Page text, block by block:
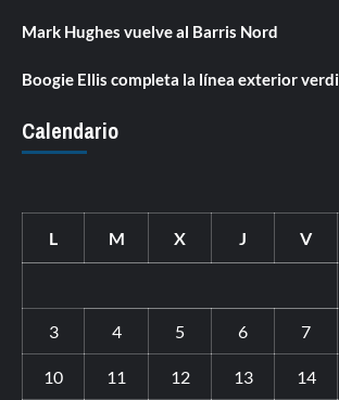
Mark Hughes vuelve al Barris Nord
Boogie Ellis completa la línea exterior
Calendario
L M X J V
3 4 5 6 7
10 11 12 13 14